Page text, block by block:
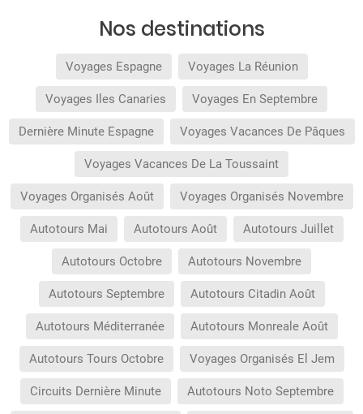
Nos destinations
Voyages Espagne Voyages La Réunion
Voyages Iles Canaries Voyages En Septembre
Dernière Minute Espagne Voyages Vacances De Pâques
Voyages Vacances De La Toussaint
Voyages Organisés Août Voyages Organisés Novembre
Autotours Mai Autotours Août Autotours Juillet
Autotours Octobre Autotours Novembre
Autotours Septembre Autotours Citadin Août
Autotours Méditerranée Autotours Monreale Août
Autotours Tours Octobre Voyages Organisés El Jem
Circuits Dernière Minute Autotours Noto Septembre